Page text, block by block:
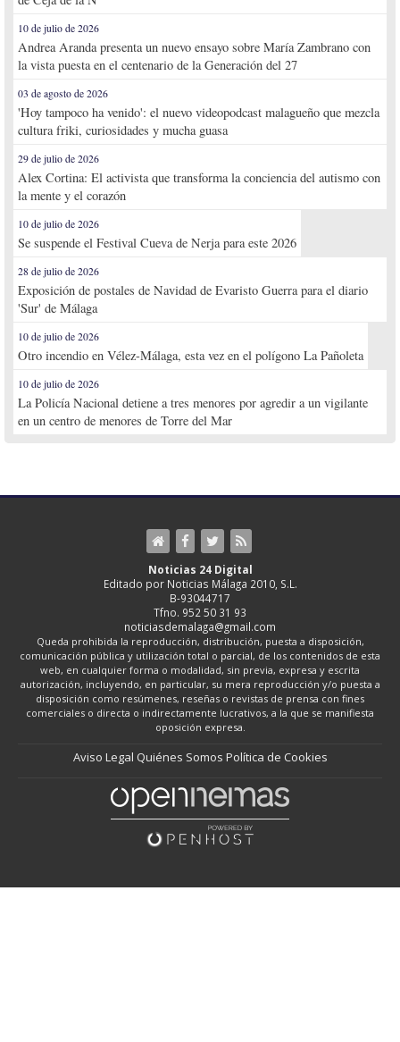
10 de julio de 2026
Andrea Aranda presenta un nuevo ensayo sobre María Zambrano con
la vista puesta en el centenario de la Generación del 27
03 de agosto de 2026
'Hoy tampoco ha venido': el nuevo videopodcast malagueño que mezcla
cultura friki, curiosidades y mucha guasa
29 de julio de 2026
Alex Cortina: El activista que transforma la conciencia del autismo con
la mente y el corazón
10 de julio de 2026
Se suspende el Festival Cueva de Nerja para este 2026
28 de julio de 2026
Exposición de postales de Navidad de Evaristo Guerra para el diario
'Sur' de Málaga
10 de julio de 2026
Otro incendio en Vélez-Málaga, esta vez en el polígono La Pañoleta
10 de julio de 2026
La Policía Nacional detiene a tres menores por agredir a un vigilante
en un centro de menores de Torre del Mar
Noticias 24 Digital
Editado por Noticias Málaga 2010, S.L.
B-93044717
Tfno. 952 50 31 93
noticiasdemalaga@gmail.com
Queda prohibida la reproducción, distribución, puesta a disposición,
comunicación pública y utilización total o parcial, de los contenidos de esta
web, en cualquier forma o modalidad, sin previa, expresa y escrita
autorización, incluyendo, en particular, su mera reproducción y/o puesta a
disposición como resúmenes, reseñas o revistas de prensa con fines
comerciales o directa o indirectamente lucrativos, a la que se manifiesta
oposición expresa.
Aviso Legal Quiénes Somos Política de Cookies